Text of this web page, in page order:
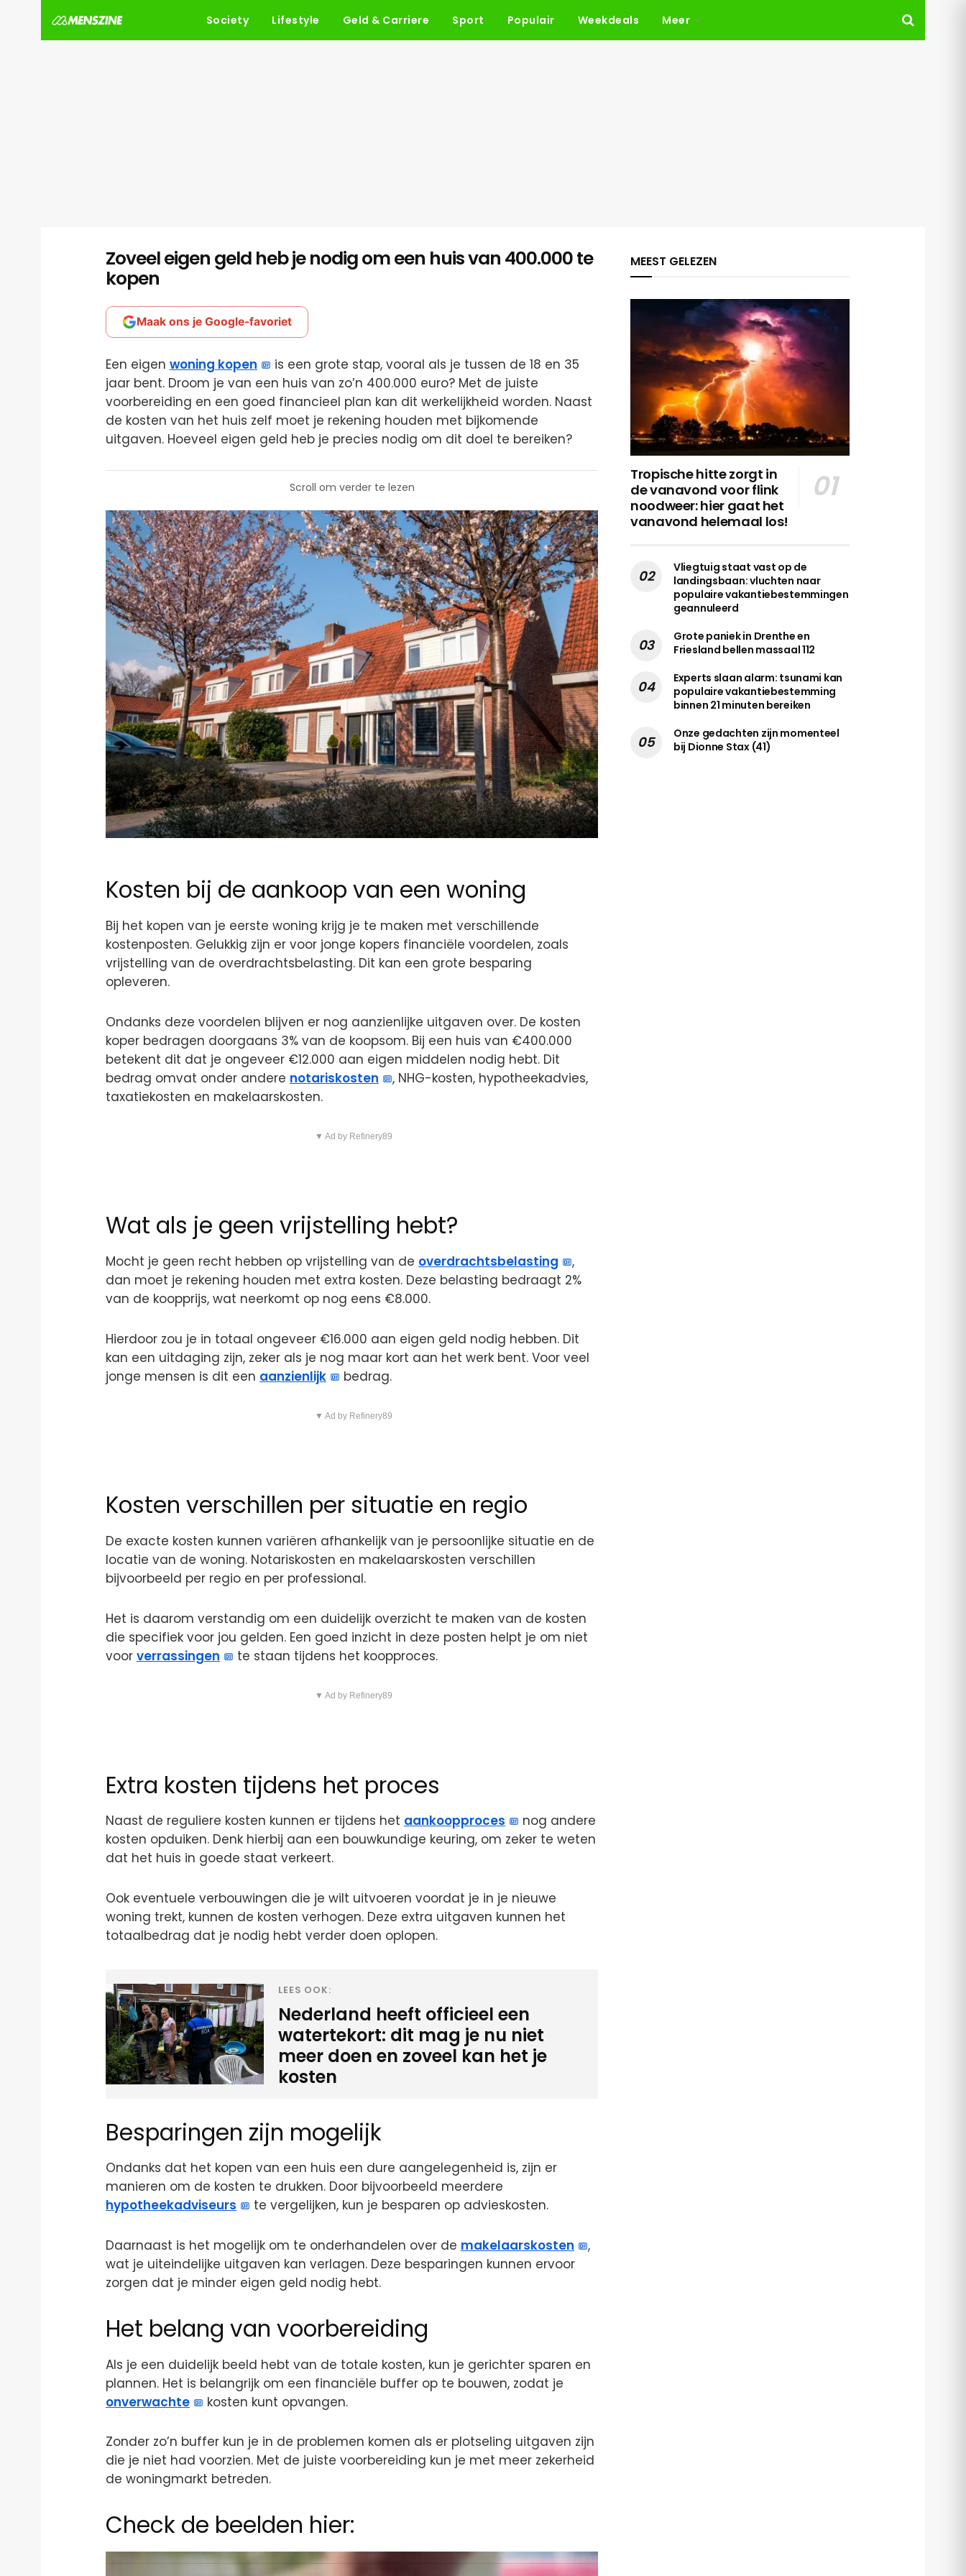
Society Lifestyle Geld & Carriere Sport Populair Weekdeals Meer
Zoveel eigen geld heb je nodig om een huis van 400.000 te
kopen
Maak ons je Google-favoriet
Een eigen woning kopen
is een grote stap, vooral als je tussen de 18 en 35
jaar bent. Droom je van een huis van zo’n 400.000 euro? Met de juiste
voorbereiding en een goed financieel plan kan dit werkelijkheid worden. Naast
de kosten van het huis zelf moet je rekening houden met bijkomende
uitgaven. Hoeveel eigen geld heb je precies nodig om dit doel te bereiken?
Scroll om verder te lezen
Kosten bij de aankoop van een woning
Bij het kopen van je eerste woning krijg je te maken met verschillende
kostenposten. Gelukkig zijn er voor jonge kopers financiële voordelen, zoals
vrijstelling van de overdrachtsbelasting. Dit kan een grote besparing
opleveren.
Ondanks deze voordelen blijven er nog aanzienlijke uitgaven over. De kosten
koper bedragen doorgaans 3% van de koopsom. Bij een huis van €400.000
betekent dit dat je ongeveer €12.000 aan eigen middelen nodig hebt. Dit
bedrag omvat onder andere notariskosten
, NHG-kosten, hypotheekadvies,
taxatiekosten en makelaarskosten.
▼ Ad by Refinery89
Wat als je geen vrijstelling hebt?
Mocht je geen recht hebben op vrijstelling van de overdrachtsbelasting
,
dan moet je rekening houden met extra kosten. Deze belasting bedraagt 2%
van de koopprijs, wat neerkomt op nog eens €8.000.
Hierdoor zou je in totaal ongeveer €16.000 aan eigen geld nodig hebben. Dit
kan een uitdaging zijn, zeker als je nog maar kort aan het werk bent. Voor veel
jonge mensen is dit een aanzienlijk bedrag.
▼ Ad by Refinery89
Kosten verschillen per situatie en regio
De exacte kosten kunnen variëren afhankelijk van je persoonlijke situatie en de
locatie van de woning. Notariskosten en makelaarskosten verschillen
bijvoorbeeld per regio en per professional.
Het is daarom verstandig om een duidelijk overzicht te maken van de kosten
die specifiek voor jou gelden. Een goed inzicht in deze posten helpt je om niet
voor verrassingen te staan tijdens het koopproces.
▼ Ad by Refinery89
Extra kosten tijdens het proces
Naast de reguliere kosten kunnen er tijdens het aankoopproces
nog andere
kosten opduiken. Denk hierbij aan een bouwkundige keuring, om zeker te weten
dat het huis in goede staat verkeert.
Ook eventuele verbouwingen die je wilt uitvoeren voordat je in je nieuwe
woning trekt, kunnen de kosten verhogen. Deze extra uitgaven kunnen het
totaalbedrag dat je nodig hebt verder doen oplopen.
LEES OOK:
Nederland heeft officieel een
watertekort: dit mag je nu niet
meer doen en zoveel kan het je
kosten
Besparingen zijn mogelijk
Ondanks dat het kopen van een huis een dure aangelegenheid is, zijn er
manieren om de kosten te drukken. Door bijvoorbeeld meerdere
hypotheekadviseurs
te vergelijken, kun je besparen op advieskosten.
Daarnaast is het mogelijk om te onderhandelen over de makelaarskosten
,
wat je uiteindelijke uitgaven kan verlagen. Deze besparingen kunnen ervoor
zorgen dat je minder eigen geld nodig hebt.
Het belang van voorbereiding
Als je een duidelijk beeld hebt van de totale kosten, kun je gerichter sparen en
plannen. Het is belangrijk om een financiële buffer op te bouwen, zodat je
onverwachte
kosten kunt opvangen.
Zonder zo’n buffer kun je in de problemen komen als er plotseling uitgaven zijn
die je niet had voorzien. Met de juiste voorbereiding kun je met meer zekerheid
de woningmarkt betreden.
Check de beelden hier:
MEEST GELEZEN
Tropische hitte zorgt in
de vanavond voor flink
noodweer: hier gaat het
vanavond helemaal los!
Vliegtuig staat vast op de
landingsbaan: vluchten naar
populaire vakantiebestemmingen
geannuleerd
Grote paniek in Drenthe en
Friesland bellen massaal 112
Experts slaan alarm: tsunami kan
populaire vakantiebestemming
binnen 21 minuten bereiken
Onze gedachten zijn momenteel
bij Dionne Stax (41)